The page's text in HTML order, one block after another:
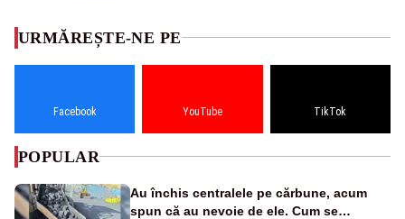
URMĂREȘTE-NE PE
Facebook YouTube TikTok
POPULAR
Au închis centralele pe cărbune, acum
spun că au nevoie de ele. Cum se